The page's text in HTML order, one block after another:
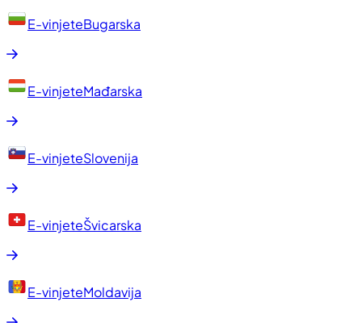
E-vinjeteBugarska
E-vinjeteMađarska
E-vinjeteSlovenija
E-vinjeteŠvicarska
E-vinjeteMoldavija